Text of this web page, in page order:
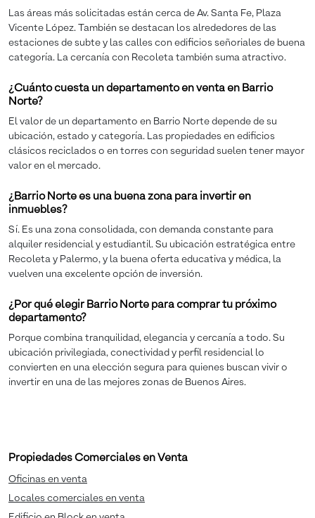
Las áreas más solicitadas están cerca de Av. Santa Fe, Plaza
Vicente López. También se destacan los alrededores de las
estaciones de subte y las calles con edificios señoriales de buena
categoría. La cercanía con Recoleta también suma atractivo.
¿Cuánto cuesta un departamento en venta en Barrio
Norte?
El valor de un departamento en Barrio Norte depende de su
ubicación, estado y categoría. Las propiedades en edificios
clásicos reciclados o en torres con seguridad suelen tener mayor
valor en el mercado.
¿Barrio Norte es una buena zona para invertir en
inmuebles?
Sí. Es una zona consolidada, con demanda constante para
alquiler residencial y estudiantil. Su ubicación estratégica entre
Recoleta y Palermo, y la buena oferta educativa y médica, la
vuelven una excelente opción de inversión.
¿Por qué elegir Barrio Norte para comprar tu próximo
departamento?
Porque combina tranquilidad, elegancia y cercanía a todo. Su
ubicación privilegiada, conectividad y perfil residencial lo
convierten en una elección segura para quienes buscan vivir o
invertir en una de las mejores zonas de Buenos Aires.
Propiedades Comerciales en Venta
Oficinas en venta
Locales comerciales en venta